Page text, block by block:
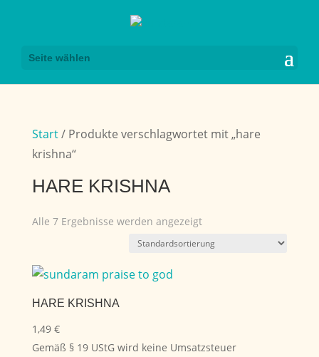
Seite wählen
Start/ Produkte verschlagwortet mit „hare
krishna“
HARE KRISHNA
Alle 7 Ergebnisse werden angezeigt
HARE KRISHNA
1,49 €
Gemäß § 19 UStG wird keine Umsatzsteuer